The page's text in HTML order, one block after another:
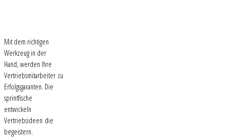
Mit dem richtigen
Werkzeug in der
Hand, werden Ihre
Vertriebsmitarbeiter zu
Erfolgsgaranten. Die
sprintfische
entwickeln
Vertriebsideen die
begeistern.